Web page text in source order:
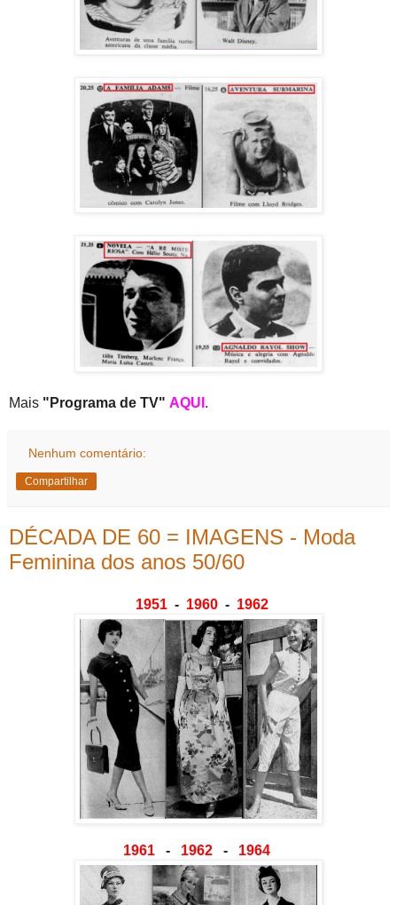
Mais "Programa de TV" AQUI .
Nenhum comentário:
Compartilhar
DÉCADA DE 60 = IMAGENS - Moda
Feminina dos anos 50/60
1951 - 1960 - 1962
1961 - 1962 - 1964